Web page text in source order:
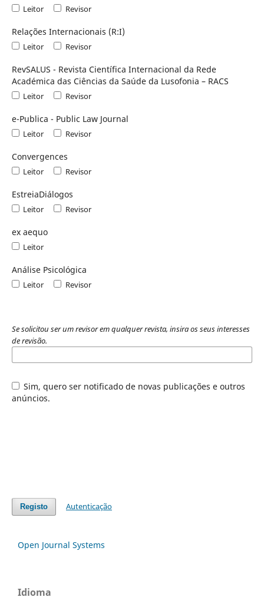
Leitor Revisor
Relações Internacionais (R:I)
Leitor Revisor
RevSALUS - Revista Científica Internacional da Rede
Académica das Ciências da Saúde da Lusofonia – RACS
Leitor Revisor
e-Publica - Public Law Journal
Leitor Revisor
Convergences
Leitor Revisor
EstreiaDiálogos
Leitor Revisor
ex aequo
Leitor
Análise Psicológica
Leitor Revisor
Se solicitou ser um revisor em qualquer revista, insira os seus interesses
de revisão.
Sim, quero ser notificado de novas publicações e outros
anúncios.
Registo Autenticação
Open Journal Systems
Idioma